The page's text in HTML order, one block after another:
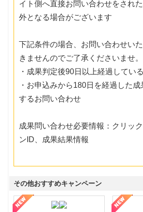
イト側へ直接お問い合わせをされ
外となる場合がございます
下記条件の場合、お問い合わせい
きませんのでご了承くださいませ。
・成果判定後90日以上経過してい
・お申込みから180日を経過した
するお問い合わせ
成果問い合わせ必要情報：クリッ
ンID、成果結果情報
その他おすすめキャンペーン